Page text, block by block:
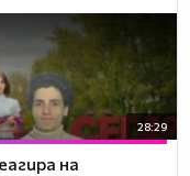
28:29
на